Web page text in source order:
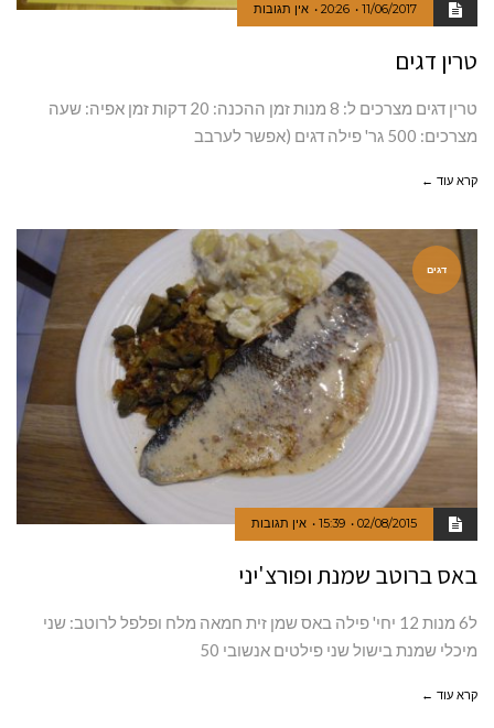
11/06/2017
20:26 אין תגובות
טרין דגים
טרין דגים מצרכים ל: 8 מנות זמן ההכנה: 20 דקות זמן אפיה: שעה
מצרכים: 500 גר' פילה דגים (אפשר לערבב
קרא עוד ←
דגים
02/08/2015
15:39 אין תגובות
באס ברוטב שמנת ופורצ'יני
ל6 מנות 12 יחי' פילה באס שמן זית חמאה מלח ופלפל לרוטב: שני
מיכלי שמנת בישול שני פילטים אנשובי 50
קרא עוד ←